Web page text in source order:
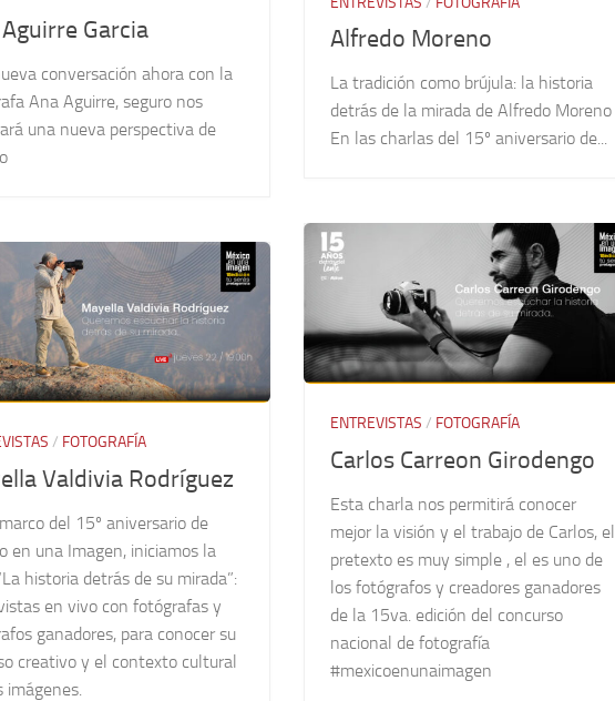
Garcia
conversación ahora con la
Ana Aguirre, seguro nos
una nueva perspectiva de
Alfredo Moreno
La tradición como brújula: la historia
detrás de la mirada de Alfredo Moreno
En las charlas del 15º aniversario de...
ENTREVISTAS / FOTOGRAFÍA
Carlos Carreon Girodengo
Esta charla nos permitirá conocer
mejor la visión y el trabajo de Carlos, el
pretexto es muy simple , el es uno de
los fotógrafos y creadores ganadores
de la 15va. edición del concurso
nacional de fotografía
#mexicoenunaimagen
/ FOTOGRAFÍA
Valdivia Rodríguez
del 15º aniversario de
en una Imagen, iniciamos la
historia detrás de su mirada”:
en vivo con fotógrafas y
ganadores, para conocer su
creativo y el contexto cultural
imágenes.